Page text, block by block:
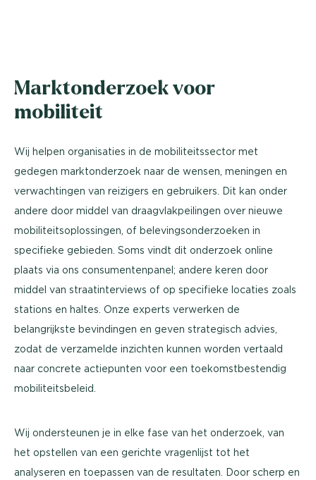
Marktonderzoek voor
mobiliteit
Wij helpen organisaties in de mobiliteitssector met
gedegen marktonderzoek naar de wensen, meningen en
verwachtingen van reizigers en gebruikers. Dit kan onder
andere door middel van draagvlakpeilingen over nieuwe
mobiliteitsoplossingen, of belevingsonderzoeken in
specifieke gebieden. Soms vindt dit onderzoek online
plaats via ons consumentenpanel; andere keren door
middel van straatinterviews of op specifieke locaties zoals
stations en haltes. Onze experts verwerken de
belangrijkste bevindingen en geven strategisch advies,
zodat de verzamelde inzichten kunnen worden vertaald
naar concrete actiepunten voor een toekomstbestendig
mobiliteitsbeleid.
Wij ondersteunen je in elke fase van het onderzoek, van
het opstellen van een gerichte vragenlijst tot het
analyseren en toepassen van de resultaten. Door scherp en